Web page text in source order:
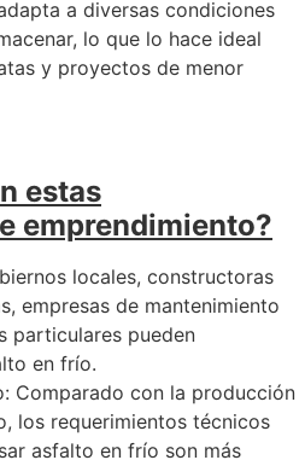
a diversas condiciones
lo que lo hace ideal
y proyectos de menor
estas
emprendimiento?
locales, constructoras
empresas de mantenimiento
particulares pueden
en frío.
Comparado con la producción
los requerimientos técnicos
asfalto en frío son más